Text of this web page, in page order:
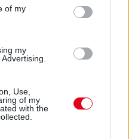
of my
my
Use,
of my
with the
WRT-nek még két-két